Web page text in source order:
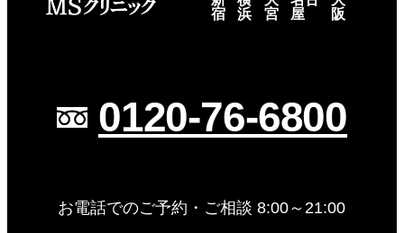
宿
浜
宮
屋
阪
0120-76-6800
お電話でのご予約・ご相談 8:00～21:00